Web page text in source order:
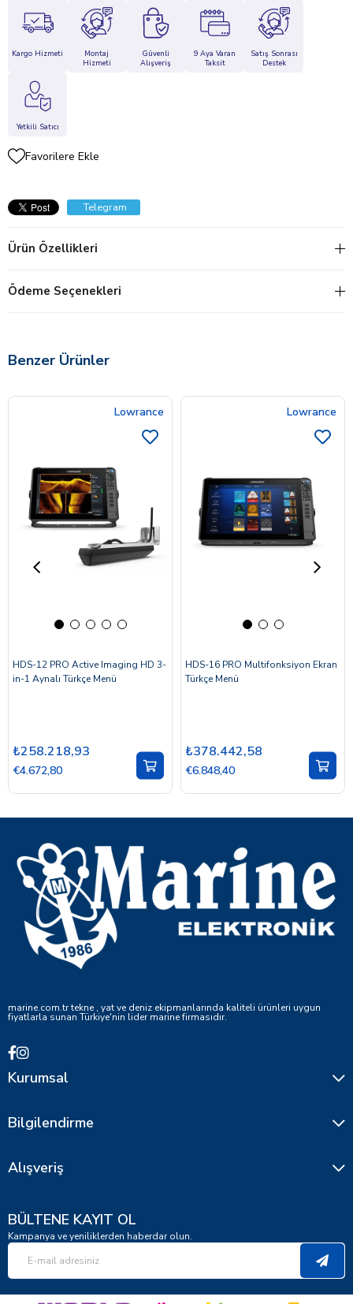
Kargo Hizmeti
Montaj
Hizmeti
Güvenli
Alışveriş
9 Aya Varan
Taksit
Satış Sonrası
Destek
Yetkili Satıcı
Favorilere Ekle
Telegram
Ürün Özellikleri
Ödeme Seçenekleri
Benzer Ürünler
Lowrance
HDS-12 PRO Active Imaging HD 3-
in-1 Aynalı Türkçe Menü
₺258.218,93
€4.672,80
Lowrance
HDS-16 PRO Multifonksiyon Ekran
Türkçe Menü
₺378.442,58
€6.848,40
marine.com.tr tekne , yat ve deniz ekipmanlarında kaliteli ürünleri uygun
fiyatlarla sunan Türkiye'nin lider marine firmasıdır.
Kurumsal
Bilgilendirme
Alışveriş
BÜLTENE KAYIT OL
Kampanya ve yeniliklerden haberdar olun.